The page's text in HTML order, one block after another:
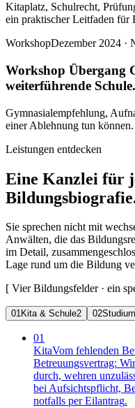
Kitaplatz, Schulrecht,
ein praktischer Leitfaden für
WorkshopDezember 2024 ·
Workshop Übergang
weiterführende Schule.
Gymnasialempfehlung,
einer Ablehnung tun können.
Leistungen entdecken
Eine Kanzlei für
Sie sprechen nicht mit
Anwälten, die das
im Detail,
Lage rund um die Bildung
[ Vier Bildungsfelder · ein
01Kita & Schule2 02
01
KitaVom fehlenden
Betreuungsvertrag:
durch, wehren
bei Aufsichtspflicht,
notfalls per Eilantrag.